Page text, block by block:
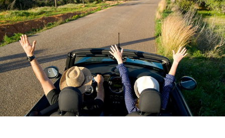
14:00 14:30 15:00 15:30
16:00 16:30 17:00 17:30
18:00 18:30 19:00 19:30
20:00 20:30 21:00 21:30
22:00 22:30 23:00 23:30
Devolver vehículo: